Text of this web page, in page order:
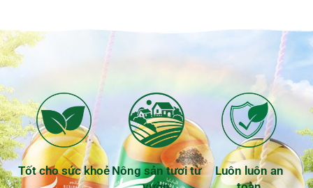
Tốt cho sức khoẻ Nông sản tươi từ
Luôn luôn an